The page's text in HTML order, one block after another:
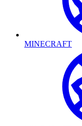
MINECRAFT